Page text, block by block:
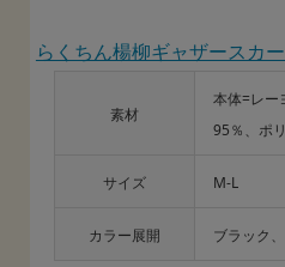
らくちん楊柳ギャザースカ
素材
本体=レー
95％、ポ
サイズ M-L
カラー展開 ブラック